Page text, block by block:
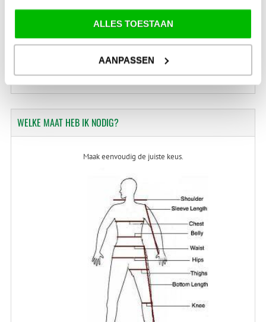
ALLES TOESTAAN
AANPASSEN
Schrijf je in voor onze nieuwsbrief!
WELKE MAAT HEB IK NODIG?
Maak eenvoudig de juiste keus.